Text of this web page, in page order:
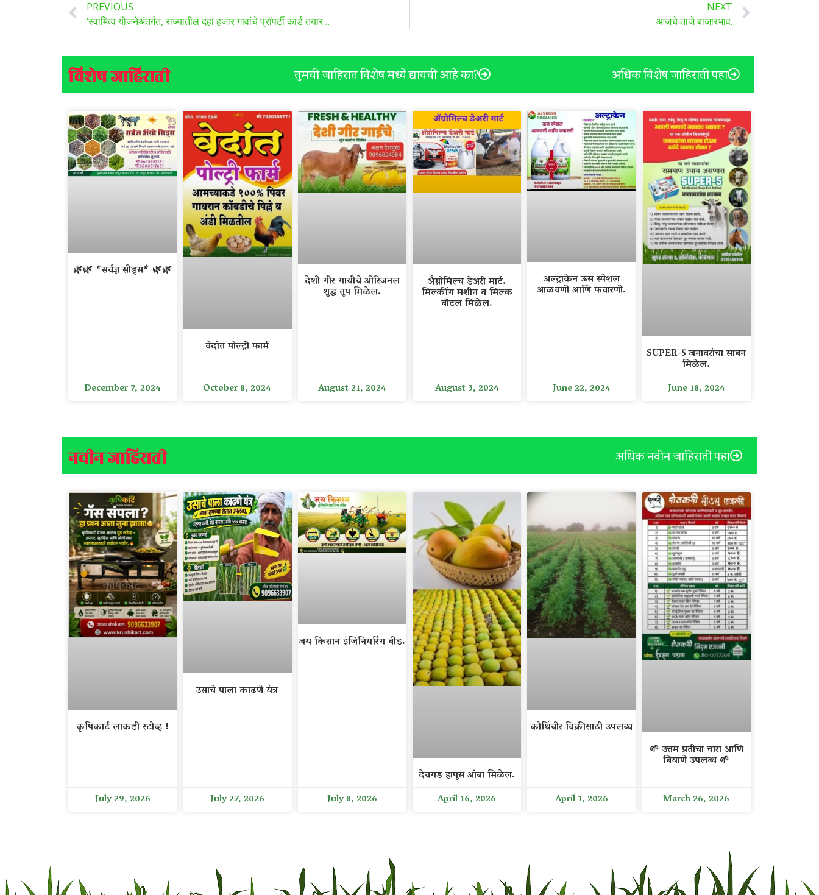
PREVIOUS
‘स्वामित्व योजनेअंतर्गत, राज्यातील दहा हजार गावांचे प्रॉपर्टी कार्ड तयार…
NEXT
आजचे ताजे बाजारभाव.
विशेष जाहिराती तुमची जाहिरात विशेष मध्ये द्यायची आहे का? अधिक विशेष जाहिराती पहा
🌿🌿 *सर्वज्ञ सीड्स* 🌿🌿
December 7, 2024
वेदांत पोल्ट्री फार्म
October 8, 2024
देशी गीर गायीचे ओरिजनल
शुद्ध तूप मिळेल.
August 21, 2024
अँग्रोमिल्च डेअरी मार्ट.
मिल्कींग मशीन व मिल्क
बॉटल मिळेल.
August 3, 2024
अल्ट्राकेन ऊस स्पेशल
आळवणी आणि फवारणी.
June 22, 2024
SUPER-5 जनावरांचा साबन
मिळेल.
June 18, 2024
नवीन जाहिराती अधिक नवीन जाहिराती पहा
कृषिकार्ट लाकडी स्टोव्ह !
July 29, 2026
उसाचे पाला काढणे यंत्र
July 27, 2026
जय किसान इंजिनियरिंग बीड.
July 8, 2026
देवगड हापूस आंबा मिळेल.
April 16, 2026
कोथिंबीर विक्रीसाठी उपलब्ध
April 1, 2026
🌱 उत्तम प्रतीचा चारा आणि
बियाणे उपलब्ध 🌱
March 26, 2026